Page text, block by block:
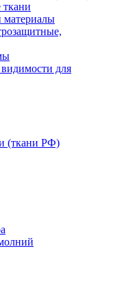
для
(ткани РФ)